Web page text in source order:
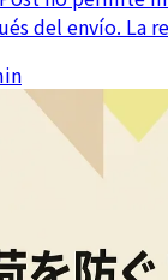
del envío. La
realista es
el tratamiento
de
previa para